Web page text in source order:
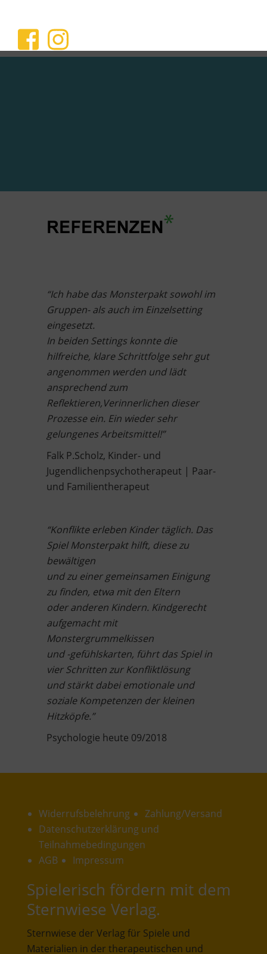
“Ich habe das Monsterpakt sowohl im
Gruppen- als auch im Einzelsetting
eingesetzt.
In beiden Settings konnte die
hilfreiche, klare Schrittfolge sehr gut
angenommen werden und lädt
ansprechend zum
Reflektieren,Verinnerlichen dieser
Prozesse ein. Ein wieder sehr
gelungenes Arbeitsmittel!”
Falk P.Scholz, Kinder- und
Jugendlichenpsychotherapeut | Paar-
und Familientherapeut
“Konflikte erleben Kinder täglich. Das
Spiel Monsterpakt hilft, diese zu
bewältigen
und zu einer gemeinsamen Einigung
zu finden, etwa mit den Eltern
oder anderen Kindern. Kindgerecht
aufgemacht mit
Monstergrummelkissen
und -gefühlskarten, führt das Spiel in
vier Schritten zur Konfliktlösung
und stärkt dabei emotionale und
soziale Kompetenzen der kleinen
Hitzköpfe.”
Psychologie heute 09/2018
Widerrufsbelehrung
Zahlung/Versand
Datenschutzerklärung und
Teilnahmebedingungen
AGB
Impressum
Spielerisch fördern mit dem
Sternwiese Verlag.
Sternwiese der Verlag für Spiele und
Materialien in der therapeutischen und